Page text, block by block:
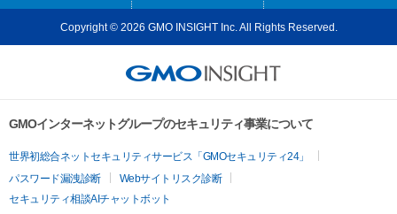
Copyright © 2026 GMO INSIGHT Inc. All Rights Reserved.
GMOインターネットグループのセキュリティ事業について
世界初総合ネットセキュリティサービス「GMOセキュリティ24」
パスワード漏洩診断
Webサイトリスク診断
セキュリティ相談AIチャットボット